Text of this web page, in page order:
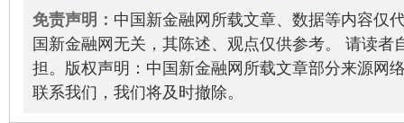
免责声明： 中国新金融网所载文章、数据等内容仅
国新金融网无关，其陈述、观点仅供参考。 请读者
担。版权声明：中国新金融网所载文章部分来源网
联系我们，我们将及时撤除。